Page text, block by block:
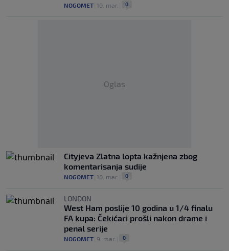
NOGOMET 10. mar. 0
Oglas
Cityjeva Zlatna lopta kažnjena zbog
komentarisanja sudije
NOGOMET 10. mar. 0
LONDON
West Ham poslije 10 godina u 1/4 finalu
FA kupa: Čekićari prošli nakon drame i
penal serije
NOGOMET 9. mar. 0